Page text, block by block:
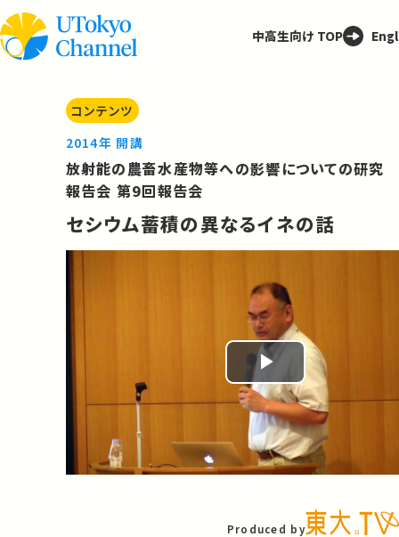
中高生向け TOP
コンテンツ
2014年 開講
放射能の農畜水産物等への影響についての研究
報告会 第9回報告会
セシウム蓄積の異なるイネの話
Play
Video
Produced by